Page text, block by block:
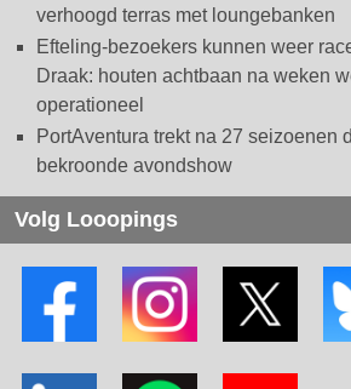
verhoogd terras met loungebanken
Efteling-bezoekers kunnen weer
Draak: houten achtbaan na weken
operationeel
PortAventura trekt na 27 seizoenen
bekroonde avondshow
Volg Looopings